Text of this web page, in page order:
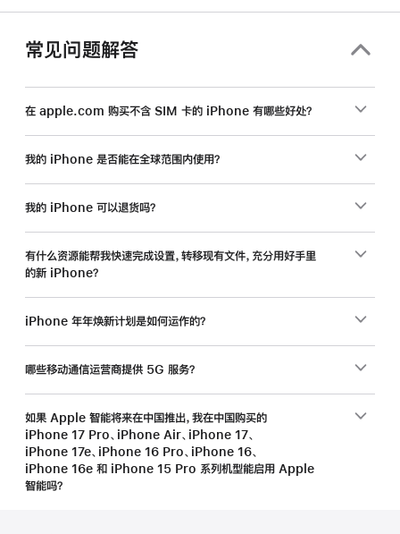
常见问题解答
在 apple.com 购买不含 SIM 卡的 iPhone 有哪些好处？
我的 iPhone 是否能在全球范围内使用？
我的 iPhone 可以退货吗？
有什么资源能帮我快速完成设置，转移现有文件，充分用好手里
的新 iPhone？
iPhone 年年焕新计划是如何运作的？
哪些移动通信运营商提供 5G 服务？
如果 Apple 智能将来在中国推出，我在中国购买的
iPhone 17 Pro、iPhone Air、iPhone 17、
iPhone 17e、iPhone 16 Pro、iPhone 16、
iPhone 16e 和 iPhone 15 Pro 系列机型能启用 Apple
智能吗？